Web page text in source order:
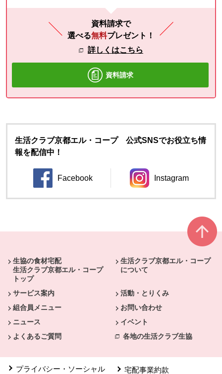
資料請求で
選べる無料プレゼント！
詳しくはこちら
資料請求
生活クラブ京都エル・コープ 公式SNSでお役立ち情
報を配信中！
Facebook
別のウィンドウで開きます。
Instagram
別のウィンドウ
生協の食材宅配
生活クラブ京都エル・コープ
トップ
生活クラブ京都エル・コープ
について
サービス案内
活動・とりくみ
組合員メニュー
お問い合わせ
ニュース
イベント
よくあるご質問
各地の生活クラブ生協
プライバシー・ソーシャル
宅配事業約款